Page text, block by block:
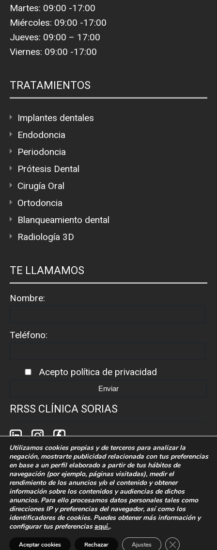
Martes: 09:00 -17:00
Miércoles: 09:00 -17:00
Jueves: 09:00 – 17:00
Viernes: 09:00 -17:00
TRATAMIENTOS
Implantes dentales
Endodoncia
Periodoncia
Prótesis Dental
Cirugía Oral
Ortodoncia
Blanqueamiento dental
Radiología 3D
TE LLAMAMOS
Nombre:
Teléfono:
Acepto política de privacidad
RRSS CLÍNICA SORIAS
Política de cookies
Politica de privacidad
Aaviso legal
Desarrollado por Grupo Idimad.
Marketing Digital 360
Utilizamos cookies propias y de terceros para analizar la
negación, mostrarte publicidad relacionada con tus preferencias
en base a un perfil elaborado a partir de tus hábitos de
navegación (por ejemplo, páginas visitadas), medir el
rendimiento de los anuncios y/o el contenido y obtener
información sobre los contenidos y audiencias de dichos
anuncios. Para ello procesamos datos personales tales como
direcciones IP y preferencias del navegador, así como los
identificadores de cookies. Puedes obtener más información y
configurar tus preferenciasaquí..
Aceptar cookies Rechazar Ajustes Cerrar el